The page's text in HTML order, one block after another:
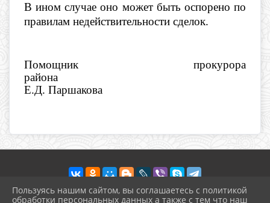
В ином случае оно может быть оспорено по
правилам недействительности сделок.
Помощник прокурора
района
Е.Д. Паршакова
Пользуясь нашим сайтом, вы соглашаетесь с политикой
обработки персональных данных а также с тем что наш